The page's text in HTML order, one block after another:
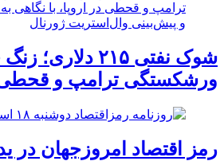
شوک نفتی ۲۱۵
ورشکستگی ترامپ و قحطی
رمز اقتصاد امروزجهان‌ در